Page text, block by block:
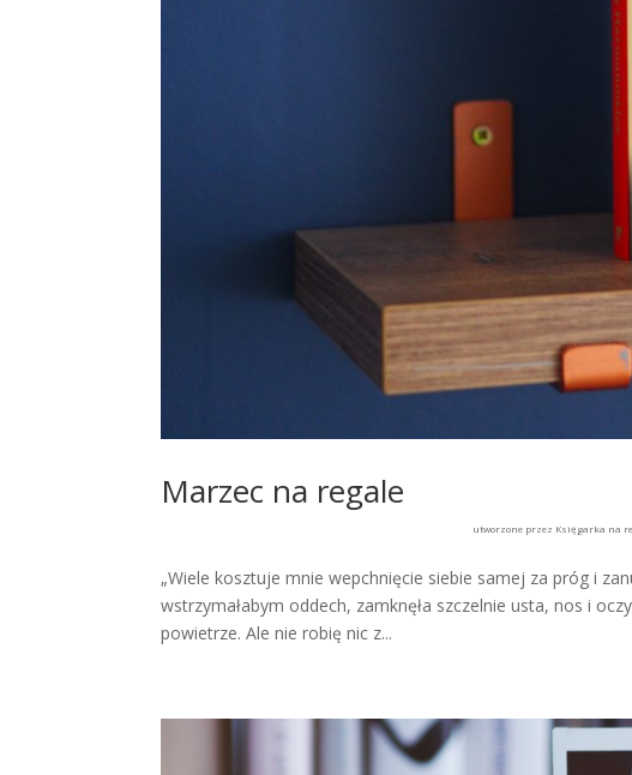
Marzec na regale
utworzone przez Księgarka na
„Wiele kosztuje mnie wepchnięcie siebie samej za próg i
wstrzymałabym oddech, zamknęła szczelnie usta, nos i
powietrze. Ale nie robię nic z...